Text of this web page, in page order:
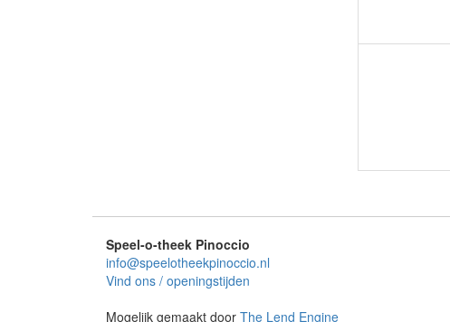
Speel-o-theek Pinoccio
info@speelotheekpinoccio.nl
Vind ons / openingstijden
Mogelijk gemaakt door The Lend Engine